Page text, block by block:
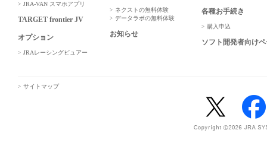
JRA-VAN スマホアプリ
TARGET frontier JV
オプション
JRAレーシングビュアー
ネクストの無料体験
データラボの無料体験
お知らせ
各種お手続き
購入申込
ソフト開発者向け
サイトマップ